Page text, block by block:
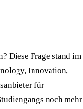
Diese Frage stand im
Innovation,
für
noch mehr